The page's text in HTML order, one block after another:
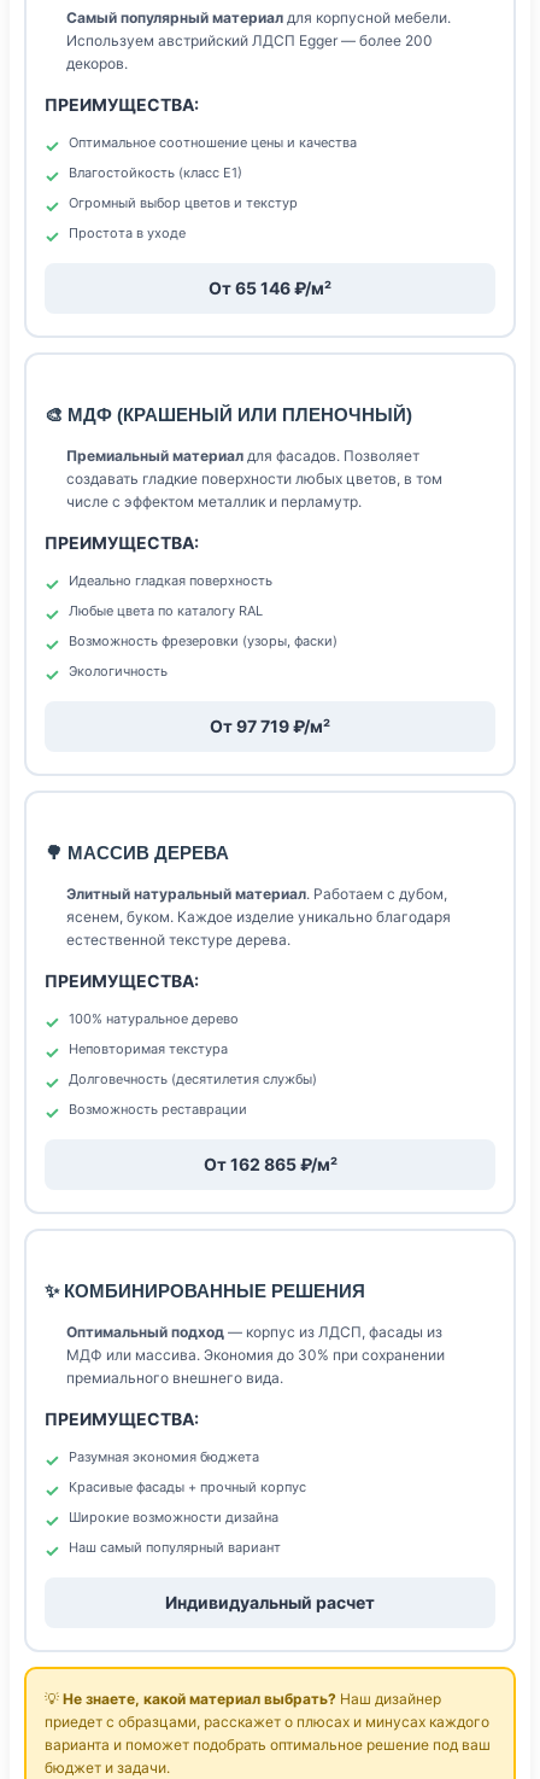
Самый популярный материал для корпусной мебели.
Используем австрийский ЛДСП Egger — более 200
декоров.
ПРЕИМУЩЕСТВА:
Оптимальное соотношение цены и качества
Влагостойкость (класс Е1)
Огромный выбор цветов и текстур
Простота в уходе
От 65 146 ₽/м²
🎨 МДФ (КРАШЕНЫЙ ИЛИ ПЛЕНОЧНЫЙ)
Премиальный материал для фасадов. Позволяет
создавать гладкие поверхности любых цветов, в том
числе с эффектом металлик и перламутр.
ПРЕИМУЩЕСТВА:
Идеально гладкая поверхность
Любые цвета по каталогу RAL
Возможность фрезеровки (узоры, фаски)
Экологичность
От 97 719 ₽/м²
🌳 МАССИВ ДЕРЕВА
Элитный натуральный материал. Работаем с дубом,
ясенем, буком. Каждое изделие уникально благодаря
естественной текстуре дерева.
ПРЕИМУЩЕСТВА:
100% натуральное дерево
Неповторимая текстура
Долговечность (десятилетия службы)
Возможность реставрации
От 162 865 ₽/м²
✨ КОМБИНИРОВАННЫЕ РЕШЕНИЯ
Оптимальный подход — корпус из ЛДСП, фасады из
МДФ или массива. Экономия до 30% при сохранении
премиального внешнего вида.
ПРЕИМУЩЕСТВА:
Разумная экономия бюджета
Красивые фасады + прочный корпус
Широкие возможности дизайна
Наш самый популярный вариант
Индивидуальный расчет
💡 Не знаете, какой материал выбрать? Наш дизайнер
приедет с образцами, расскажет о плюсах и минусах каждого
варианта и поможет подобрать оптимальное решение под ваш
бюджет и задачи.